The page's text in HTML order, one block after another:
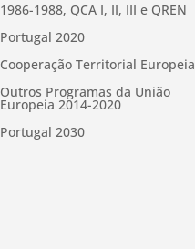
1986-1988, QCA I, II, III e QREN
Portugal 2020
Cooperação Territorial Europeia
Outros Programas da União
Europeia 2014-2020
Portugal 2030